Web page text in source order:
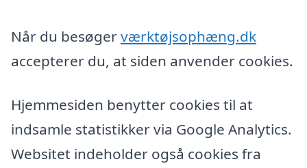
Når du besøgerværktøjsophæng.dk
accepterer du, at siden anvender cookies.
Hjemmesiden benytter cookies til at
indsamle statistikker via Google Analytics.
Websitet indeholder også cookies fra